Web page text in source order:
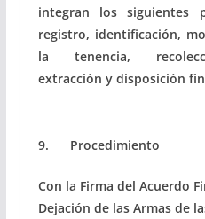
integran los siguientes
registro, identificación,
la tenencia,
extracción y disposición
9. Procedimiento
Con la Firma del Acuerdo
Dejación de las Armas de